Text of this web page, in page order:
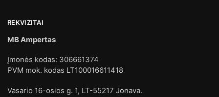
REKVIZITAI
MB Ampertas
Įmonės kodas: 306661374
PVM mok. kodas LT100016611418
Vasario 16-osios g. 1, LT-55217 Jonava.